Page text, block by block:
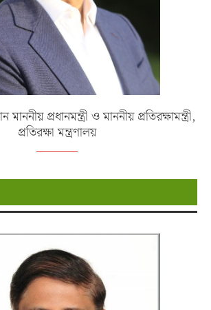
প্রধানমন্ত্রী ও মাননীয় প্রতিরক্ষামন্ত্রী,
প্রতিরক্ষা মন্ত্রণালয়